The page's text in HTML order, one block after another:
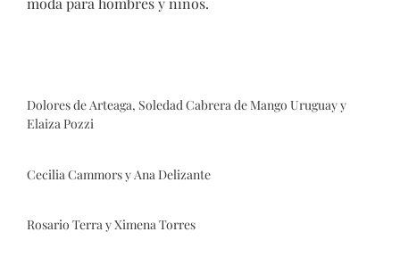
Dolores de Arteaga, Soledad Cabrera de Mango Uruguay y
Elaiza Pozzi
Cecilia Cammors y Ana Delizante
Rosario Terra y Ximena Torres